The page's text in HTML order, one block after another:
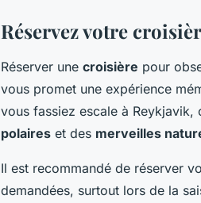
Réservez votre
Réserver une croisière pour
vous promet une expérience
vous fassiez escale à Reykjavik,
polaires et des merveilles
Il est recommandé de réserver
demandées, surtout lors de la